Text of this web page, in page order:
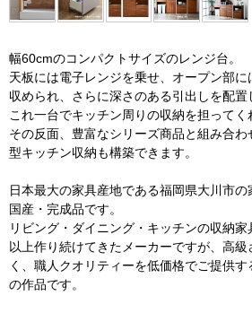
幅60cmのコンパクトサイズのレンジ台。
天板には電子レンジを乗せ、オープン部
収められ、さらに深さのある引出しを配
これ一台でキッチン周りの収納を担ってく
その反面、豊富なシリーズ商品と組み合
型キッチン収納も構築できます。
日本最大の家具産地である福岡県大川市
国産・完成品です。
リビング・ダイニング・キッチンの収納
以上作り続けてきたメーカーですが、高
く、職人クオリティーを低価格でご提供
の作品です。